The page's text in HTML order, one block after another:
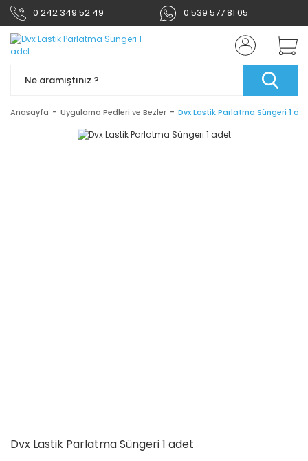
0 242 349 52 49 0 539 577 81 05
Anasayfa Uygulama Pedleri ve Bezler Dvx Lastik Parlatma Süngeri 1
Dvx Lastik Parlatma Süngeri 1 adet